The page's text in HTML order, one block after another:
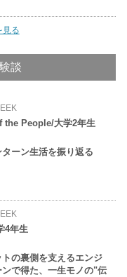
見る
談
the People/大学2年生
ーン生活を振り返る
4年生
の裏側を支えるエンジ
ンで得た、一生モノの"伝